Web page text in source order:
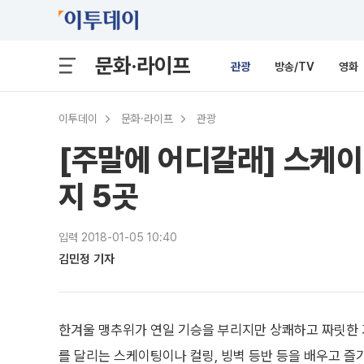
문화·라이프 관광 방송/TV 영화
이투데이 문화·라이프 관광
[주말에 어디갈래] 스케
지 5곳
입력 2018-01-05 10:40
김민정 기자
한겨울 맹추위가 연일 기승을 부리지만 상쾌하고 짜릿
를 달리는 스케이팅이나 컬링, 빙벽 등반 등을 배우고